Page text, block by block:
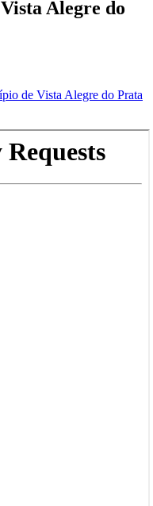
Alegre do
de Vista Alegre do Prata